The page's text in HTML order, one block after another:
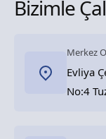
Bizimle
Merkez
Evliya
No:4